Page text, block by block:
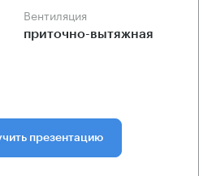
Вентиляция
приточно-вытяжная
презентацию